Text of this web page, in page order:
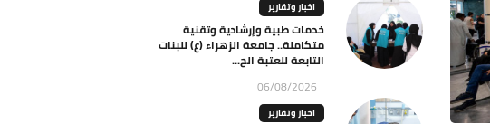
اخبار وتقارير
خدمات طبية وإرشادية وتقنية
متكاملة.. جامعة الزهراء (ع) للبنات
التابعة للعتبة الح...
06/08/2026
اخبار وتقارير